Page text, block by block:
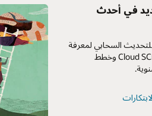
في أحدث
للتحديث السحابي لمعرفة
الجديد في خدمة Cloud SCM وخطط